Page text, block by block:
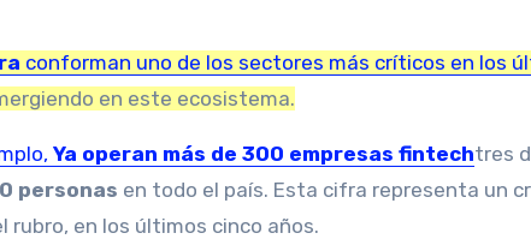
conforman uno de los sectores más críticos en los
en este ecosistema.
Ya operan más de 300 empresas fintechtres
personas en todo el país. Esta cifra representa un
rubro, en los últimos cinco años.